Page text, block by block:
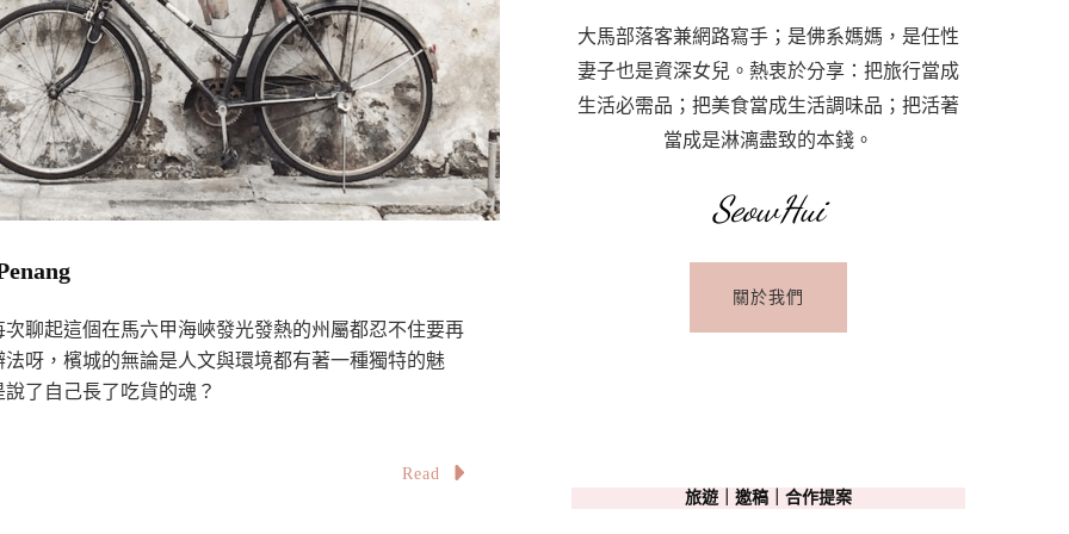
聊起這個在馬六甲海峽發光發熱的州屬都忍不住要再
呀，檳城的無論是人文與環境都有著一種獨特的魅
了自己長了吃貨的魂？
Read
大馬部落客兼網路寫手；是佛系媽媽，是任性
妻子也是資深女兒。熱衷於分享：把旅行當成
生活必需品；把美食當成生活調味品；把活著
當成是淋漓盡致的本錢。
SeowHui
關於我們
旅遊｜邀稿｜合作提案